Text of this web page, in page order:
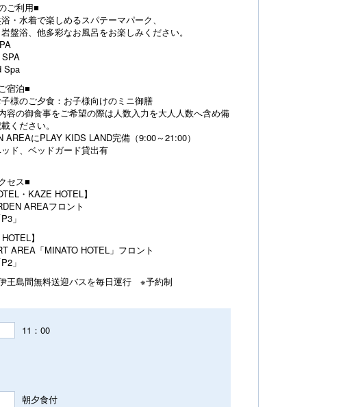
ご利用■
・水着で楽しめるスパテーマパーク、
盤浴、他多彩なお風呂をお楽しみください。
SPA
Spa
宿泊■
様のご夕食：お子様向けのミニ御膳
容の御食事をご希望の際は人数入力を大人人数へ含め備
ください。
AREAにPLAY KIDS LAND完備（9:00～21:00）
ド、ベッドガード貸出有
セス■
・KAZE HOTEL】
AREAフロント
」
】
AREA「MINATO HOTEL」フロント
」
王島間無料送迎バスを毎日運行 ※予約制
11：00
朝夕食付